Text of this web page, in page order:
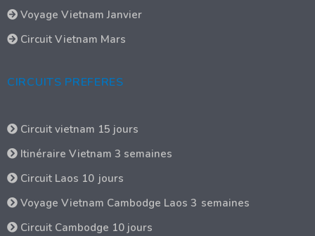
Voyage Vietnam Janvier
Circuit Vietnam Mars
CIRCUITS PREFERES
Circuit vietnam 15 jours
Itinéraire Vietnam 3 semaines
Circuit Laos 10 jours
Voyage Vietnam Cambodge Laos 3 semaines
Circuit Cambodge 10 jours